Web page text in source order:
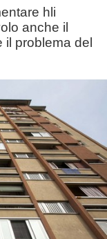
hli
anche il
problema del